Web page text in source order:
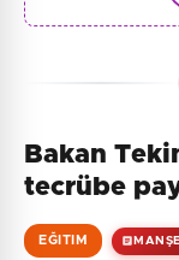
Bakan
tecrübe
EĞITIM